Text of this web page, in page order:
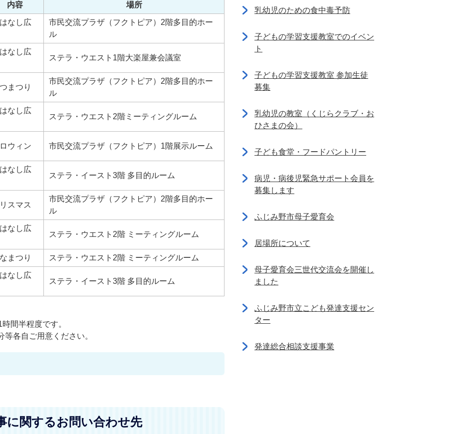
内容 場所
なし広
市民交流プラザ（フクトピア）2階多目的ホー
ル
なし広
ステラ・ウエスト1階大楽屋兼会議室
まつり
市民交流プラザ（フクトピア）2階多目的ホー
ル
なし広
ステラ・ウエスト2階ミーティングルーム
ウィン 市民交流プラザ（フクトピア）1階展示ルーム
なし広
ステラ・イースト3階 多目的ルーム
スマス
市民交流プラザ（フクトピア）2階多目的ホー
ル
なし広
ステラ・ウエスト2階 ミーティングルーム
まつり ステラ・ウエスト2階 ミーティングルーム
なし広
ステラ・イースト3階 多目的ルーム
間半程度です。
各自ご用意ください。
に関するお問い合わせ先
乳幼児のための食中毒予防
子どもの学習支援教室でのイベン
ト
子どもの学習支援教室 参加生徒
募集
乳幼児の教室（くじらクラブ・お
ひさまの会）
子ども食堂・フードパントリー
病児・病後児緊急サポート会員を
募集します
ふじみ野市母子愛育会
居場所について
母子愛育会三世代交流会を開催し
ました
ふじみ野市立こども発達支援セン
ター
発達総合相談支援事業